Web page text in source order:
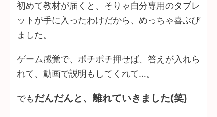
初めて教材が届くと、そりゃ自分専用のタブレ
ットが手に入ったわけだから、めっちゃ喜ぶび
ました。
ゲーム感覚で、ポチポチ押せば、答えが入れら
れて、動画で説明もしてくれて…。
でもだんだんと、離れていきました(笑)